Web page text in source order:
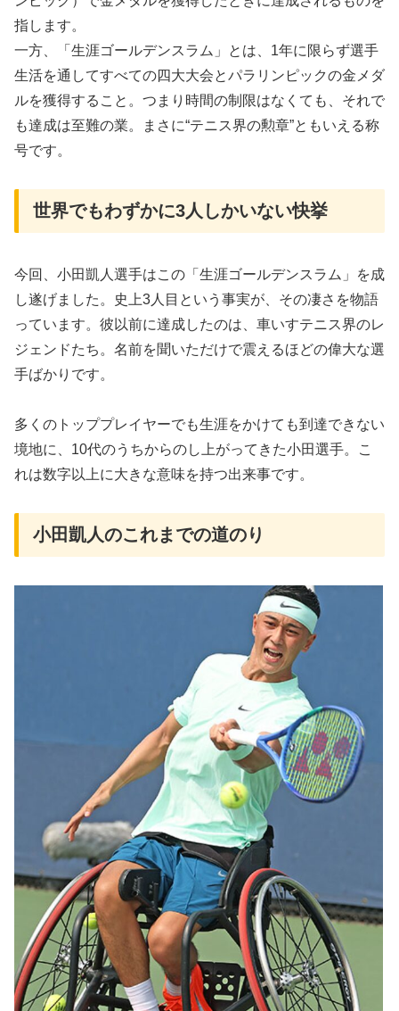
指します。
一方、「生涯ゴールデンスラム」とは、1年に限らず選手
生活を通してすべての四大大会とパラリンピックの金メダ
ルを獲得すること。つまり時間の制限はなくても、それで
も達成は至難の業。まさに“テニス界の勲章”ともいえる称
号です。
世界でもわずかに3人しかいない快挙
今回、小田凱人選手はこの「生涯ゴールデンスラム」を成
し遂げました。史上3人目という事実が、その凄さを物語
っています。彼以前に達成したのは、車いすテニス界のレ
ジェンドたち。名前を聞いただけで震えるほどの偉大な選
手ばかりです。
多くのトッププレイヤーでも生涯をかけても到達できない
境地に、10代のうちからのし上がってきた小田選手。こ
れは数字以上に大きな意味を持つ出来事です。
小田凱人のこれまでの道のり